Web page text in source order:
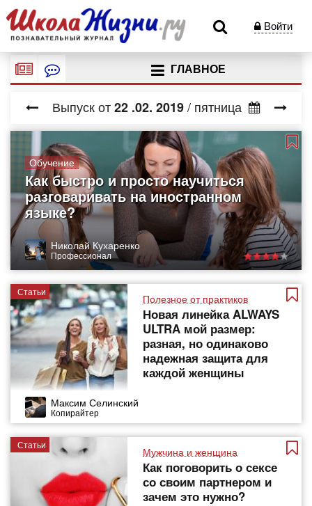
Войти
ГЛАВНОЕ
Выпуск от22 .02. 2019 / пятница
Обучение
Как быстро и просто научиться
разговаривать на иностранном
языке?
Николай Кухаренко
Профессионал
Статьи
Полезное от практиков
Новая линейка ALWAYS
ULTRA мой размер:
разная, но одинаково
надежная защита для
каждой женщины
Максим Селинский
Копирайтер
Статьи
Мужчина и женщина
Как поговорить о сексе
со своим партнером и
зачем это нужно?